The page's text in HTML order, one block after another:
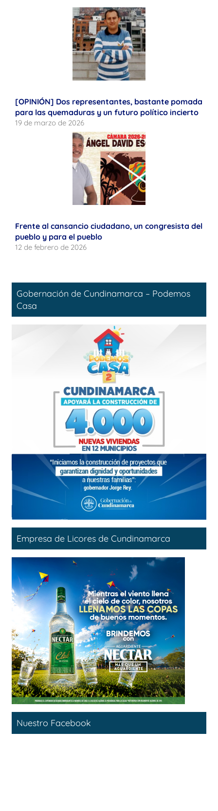
[OPINIÓN] Dos representantes, bastante pomada
para las quemaduras y un futuro político incierto
19 de marzo de 2026
Frente al cansancio ciudadano, un congresista del
pueblo y para el pueblo
12 de febrero de 2026
Gobernación de Cundinamarca – Podemos
Casa
Empresa de Licores de Cundinamarca
Nuestro Facebook